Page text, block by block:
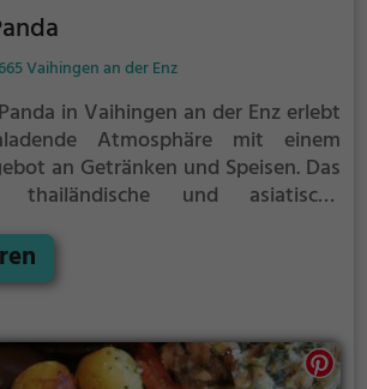
Vaihingen an der Enz
in Vaihingen an der Enz erlebt
Atmosphäre mit einem
an Getränken und Speisen. Das
und asiatische
Hier kann man sich von
und Geschmacksexplosionen
für Genussmomente sorgt. Wer
authentischer asiatischer Küche